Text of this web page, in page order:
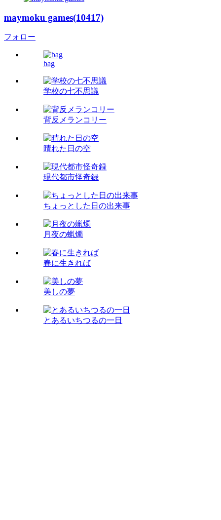
maymoku games(10417)
フォロー
bag
学校の七不思議
背反メランコリー
晴れた日の空
現代都市怪奇録
ちょっとした日の出来事
月夜の蝋燭
春に生きれば
美しの夢
とあるいちつるの一日